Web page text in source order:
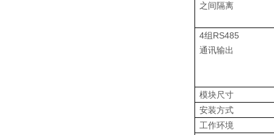
之间隔离
4组RS485
通讯输出
模块尺寸
安装方式
工作环境